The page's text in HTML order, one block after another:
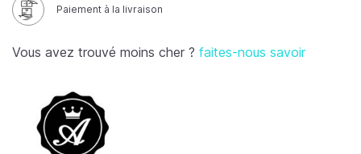
Paiement à la livraison
Vous avez trouvé moins cher ? faites-nous savoir